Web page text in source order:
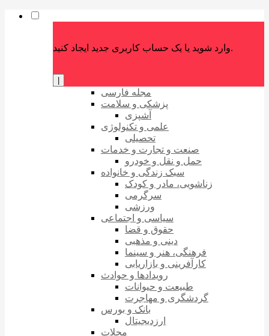
وارد شوید یا یک حساب کاربری جدید ایجاد کنید.
مجله فارسی
پزشکی و سلامت
آشپزی
علمی و تکنولوژی
تحصیلی
صنعت و تجارت و خدمات
حمل و نقل و خودرو
سبک زندگی و خانواده
زناشویی، مادر و کودک
سرگرمی
ورزشی
سیاسی و اجتماعی
حقوق و قضا
دینی و مذهبی
فرهنگی، هنر و سینما
کارآفرینی و بازاریابی
رویدادها و حوادث
طبیعت و حیوانات
گردشگری و مهاجرت
بانک و بورس
ارزدیجیتال
مجلات